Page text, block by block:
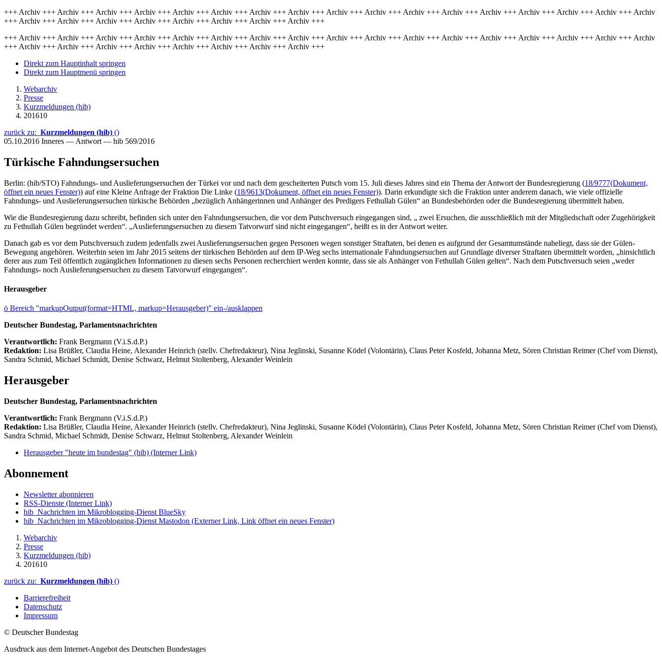
+++ Archiv +++ Archiv +++ Archiv +++ Archiv +++ Archiv +++ Archiv +++ Archiv +++ Archiv +++ Archiv +++ Archiv +++ Archiv +++ Archiv +++ Archiv +++ Archiv +++ Archiv +++ Archiv +++ Archiv
+++ Archiv +++ Archiv +++ Archiv +++ Archiv +++ Archiv +++ Archiv +++ Archiv +++ Archiv +++
+++ Archiv +++ Archiv +++ Archiv +++ Archiv +++ Archiv +++ Archiv +++ Archiv +++ Archiv +++ Archiv +++ Archiv +++ Archiv +++ Archiv +++ Archiv +++ Archiv +++ Archiv +++ Archiv +++ Archiv
+++ Archiv +++ Archiv +++ Archiv +++ Archiv +++ Archiv +++ Archiv +++ Archiv +++ Archiv +++
Direkt zum Hauptinhalt springen
Direkt zum Hauptmenü springen
Webarchiv
Presse
Kurzmeldungen (hib)
201610
zurück zu: Kurzmeldungen (hib) ()
05.10.2016 Inneres — Antwort — hib 569/2016
Türkische Fahndungsersuchen
Berlin: (hib/STO) Fahndungs- und Auslieferungsersuchen der Türkei vor und nach dem gescheiterten Putsch vom 15. Juli dieses Jahres sind ein Thema der Antwort der Bundesregierung (18/9777(Dokument,
öffnet ein neues Fenster)) auf eine Kleine Anfrage der Fraktion Die Linke (18/9613(Dokument, öffnet ein neues Fenster)). Darin erkundigte sich die Fraktion unter anderem danach, wie viele offizielle
Fahndungs- und Auslieferungsersuchen türkische Behörden „bezüglich Anhängerinnen und Anhänger des Predigers Fethullah Gülen“ an Bundesbehörden oder die Bundesregierung übermittelt haben.
Wie die Bundesregierung dazu schreibt, befinden sich unter den Fahndungsersuchen, die vor dem Putschversuch eingegangen sind, „ zwei Ersuchen, die ausschließlich mit der Mitgliedschaft oder Zugehörigkeit
zu Fethullah Gülen begründet werden“. „Auslieferungsersuchen zu diesem Tatvorwurf sind nicht eingegangen“, heißt es in der Antwort weiter.
Danach gab es vor dem Putschversuch zudem jedenfalls zwei Auslieferungsersuchen gegen Personen wegen sonstiger Straftaten, bei denen es aufgrund der Gesamtumstände naheliegt, dass sie der Gülen-
Bewegung angehören. Weiterhin seien im Jahr 2015 seitens der türkischen Behörden auf dem IP-Weg sechs internationale Fahndungsersuchen auf Grundlage diverser Straftaten übermittelt worden, „hinsichtlich
derer aus zum Teil öffentlich zugänglichen Informationen zu diesen sechs Personen recherchiert werden konnte, dass sie als Anhänger von Fethullah Gülen gelten“. Nach dem Putschversuch seien „weder
Fahndungs- noch Auslieferungsersuchen zu diesem Tatvorwurf eingegangen“.
Herausgeber
ö Bereich "markupOutput(format=HTML, markup=Herausgeber)" ein-/ausklappen
Deutscher Bundestag, Parlamentsnachrichten
Verantwortlich: Frank Bergmann (V.i.S.d.P.)
Redaktion: Lisa Brüßler, Claudia Heine, Alexander Heinrich (stellv. Chefredakteur), Nina Jeglinski, Susanne Ködel (Volontärin), Claus Peter Kosfeld, Johanna Metz, Sören Christian Reimer (Chef vom Dienst),
Sandra Schmid, Michael Schmidt, Denise Schwarz, Helmut Stoltenberg, Alexander Weinlein
Herausgeber
Deutscher Bundestag, Parlamentsnachrichten
Verantwortlich: Frank Bergmann (V.i.S.d.P.)
Redaktion: Lisa Brüßler, Claudia Heine, Alexander Heinrich (stellv. Chefredakteur), Nina Jeglinski, Susanne Ködel (Volontärin), Claus Peter Kosfeld, Johanna Metz, Sören Christian Reimer (Chef vom Dienst),
Sandra Schmid, Michael Schmidt, Denise Schwarz, Helmut Stoltenberg, Alexander Weinlein
Herausgeber "heute im bundestag" (hib) (Interner Link)
Abonnement
Newsletter abonnieren
RSS-Dienste (Interner Link)
hib_Nachrichten im Mikroblogging-Dienst BlueSky
hib_Nachrichten im Mikroblogging-Dienst Mastodon (Externer Link, Link öffnet ein neues Fenster)
Webarchiv
Presse
Kurzmeldungen (hib)
201610
zurück zu: Kurzmeldungen (hib) ()
Barrierefreiheit
Datenschutz
Impressum
© Deutscher Bundestag
Ausdruck aus dem Internet-Angebot des Deutschen Bundestages